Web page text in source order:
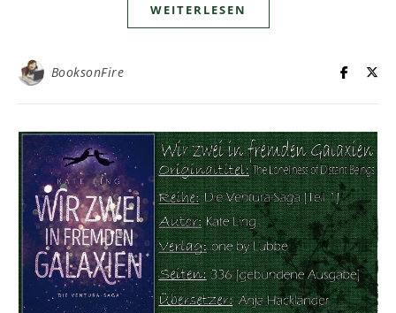
WEITERLESEN
BooksonFire